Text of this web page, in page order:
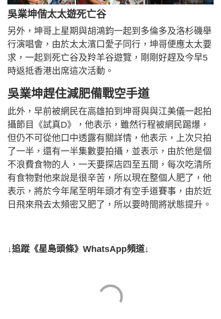
吳業坤偕太太遊死亡谷
另外，坤哥上星期與胡鴻鈞一起到多倫多及洛杉磯舉
行演唱會，由於太太濱口愛子同行，坤哥便應太太要
求，一起到死亡谷及羚羊谷遊覽，剛剛好趕及今早5
時返抵香港出席這次活動。
吳業坤趕住減肥備戰空手道
此外，早前被網民在高雄拍到坤哥與與江美儀一起拍
攝節目《試真D》，他表示，雖然行程被網民踢爆，
但仍不可從他口中透露有關詳情，他表示，上次只拍
了一半，還有一半集數要拍攝，並表示，由於他是個
不浪費食物的人，一天要探店四至五間，每次吃清所
有食物對他來說是很辛苦，所以現在整個人肥了，他
表示，將於今年尾至明年頭才有空手道賽事，由於近
日飛來飛去太頻密又肥了，所以要時間將狀態提升。
↓追蹤《星島頭條》WhatsApp頻道↓